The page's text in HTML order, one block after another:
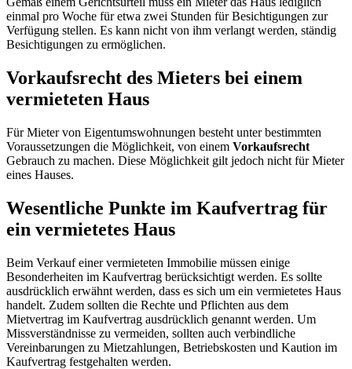
einmal pro Woche für etwa zwei Stunden für Besichtigungen zur
Verfügung stellen. Es kann nicht von ihm verlangt werden, ständig
Besichtigungen zu ermöglichen.
Vorkaufsrecht des Mieters bei einem
vermieteten Haus
Für Mieter von Eigentumswohnungen besteht unter bestimmten
Voraussetzungen die Möglichkeit, von einem Vorkaufsrecht
Gebrauch zu machen. Diese Möglichkeit gilt jedoch nicht für Mieter
eines Hauses.
Wesentliche Punkte im Kaufvertrag für
ein vermietetes Haus
Beim Verkauf einer vermieteten Immobilie müssen einige
Besonderheiten im Kaufvertrag berücksichtigt werden. Es sollte
ausdrücklich erwähnt werden, dass es sich um ein vermietetes Haus
handelt. Zudem sollten die Rechte und Pflichten aus dem
Mietvertrag im Kaufvertrag ausdrücklich genannt werden. Um
Missverständnisse zu vermeiden, sollten auch verbindliche
Vereinbarungen zu Mietzahlungen, Betriebskosten und Kaution im
Kaufvertrag festgehalten werden.